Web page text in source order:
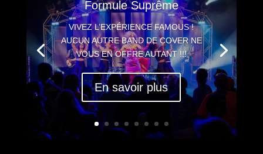
Formule Suprême
VIVEZ L’EXPÉRIENCE FAMOUS !
AUCUN AUTRE BAND DE COVER NE
VOUS EN OFFRE AUTANT !!!
En savoir plus